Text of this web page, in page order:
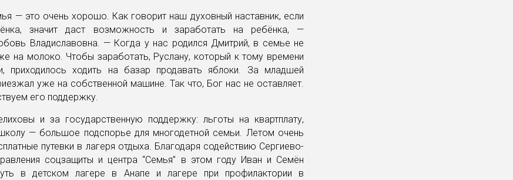
— это очень хорошо. Как говорит наш духовный наставник, если
значит даст возможность и заработать на ребёнка, —
Владиславовна. — Когда у нас родился Дмитрий, в семье не
на молоко. Чтобы заработать, Руслану, который к тому времени
приходилось ходить на базар продавать яблоки. За младшей
уже на собственной машине. Так что, Бог нас не оставляет.
его поддержку.
и за государственную поддержку: льготы на квартплату,
— большое подспорье для многодетной семьи. Летом очень
путевки в лагеря отдыха. Благодаря содействию Сергиево-
соцзащиты и центра “Семья” в этом году Иван и Семён
в детском лагере в Анапе и лагере при профилактории в